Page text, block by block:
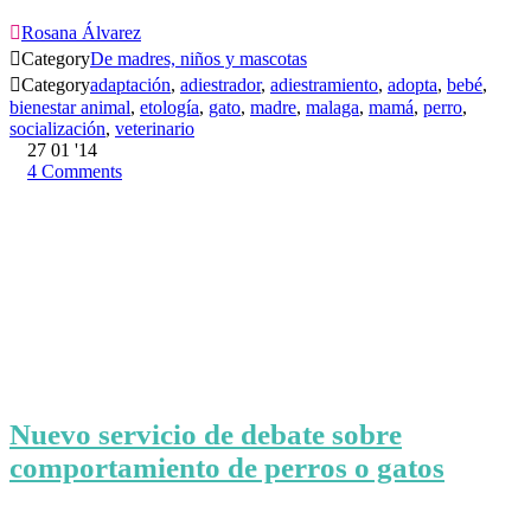
Rosana Álvarez
CategoryDe madres, niños y mascotas
Categoryadaptación, adiestrador, adiestramiento, adopta, bebé,
bienestar animal, etología, gato, madre, malaga, mamá, perro,
socialización, veterinario
27 01 '14
4 Comments
Nuevo servicio de debate sobre
comportamiento de perros o gatos